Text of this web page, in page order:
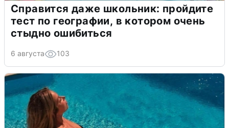
Справится даже школьник: пройдите
тест по географии, в котором очень
стыдно ошибиться
6 августа 103